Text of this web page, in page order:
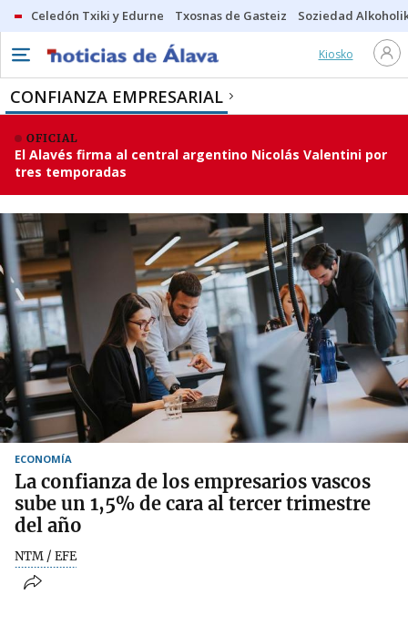
Celedón Txiki y Edurne Txosnas de Gasteiz Soziedad
Kiosko
CONFIANZA EMPRESARIAL
OFICIAL
El Alavés firma al central argentino Nicolás Valentini por
tres temporadas
ECONOMÍA
La confianza de los empresarios vascos
sube un 1,5% de cara al tercer trimestre
del año
NTM / EFE